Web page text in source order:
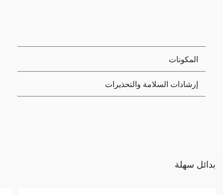
المكونات
إرشادات السلامة والتحذيرات
بدائل سهلة